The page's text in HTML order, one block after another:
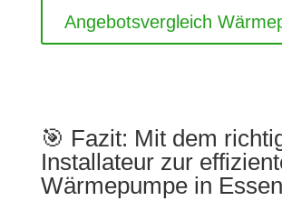
Angebotsvergleich
🎯 Fazit: Mit dem
Installateur zur
Wärmepumpe in Essen